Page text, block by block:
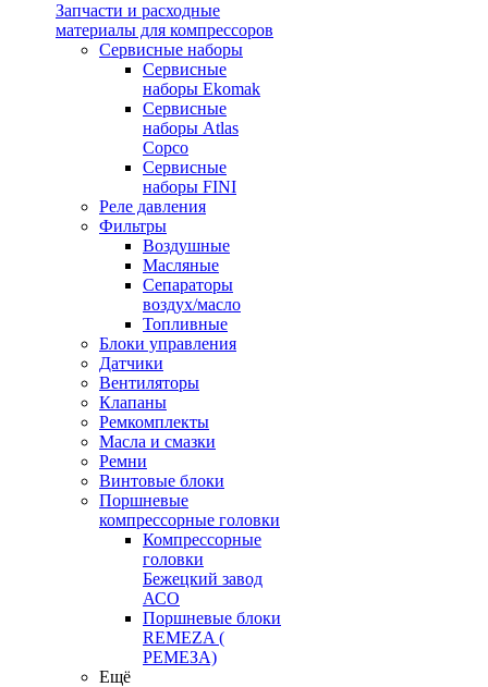
Запчасти и расходные
материалы для компрессоров
Cервисные наборы
Сервисные
наборы Ekomak
Cервисные
наборы Atlas
Copco
Сервисные
наборы FINI
Реле давления
Фильтры
Воздушные
Масляные
Сепараторы
воздух/масло
Топливные
Блоки управления
Датчики
Вентиляторы
Клапаны
Ремкомплекты
Масла и смазки
Ремни
Винтовые блоки
Поршневые
компрессорные головки
Компрессорные
головки
Бежецкий завод
АСО
Поршневые блоки
REMEZA (
РЕМЕЗА)
Ещё